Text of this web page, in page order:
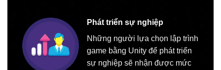
Phát triển sự nghiệp
Những người lựa chọn lập trình
game bằng Unity để phát triển
sự nghiệp sẽ nhận được mức